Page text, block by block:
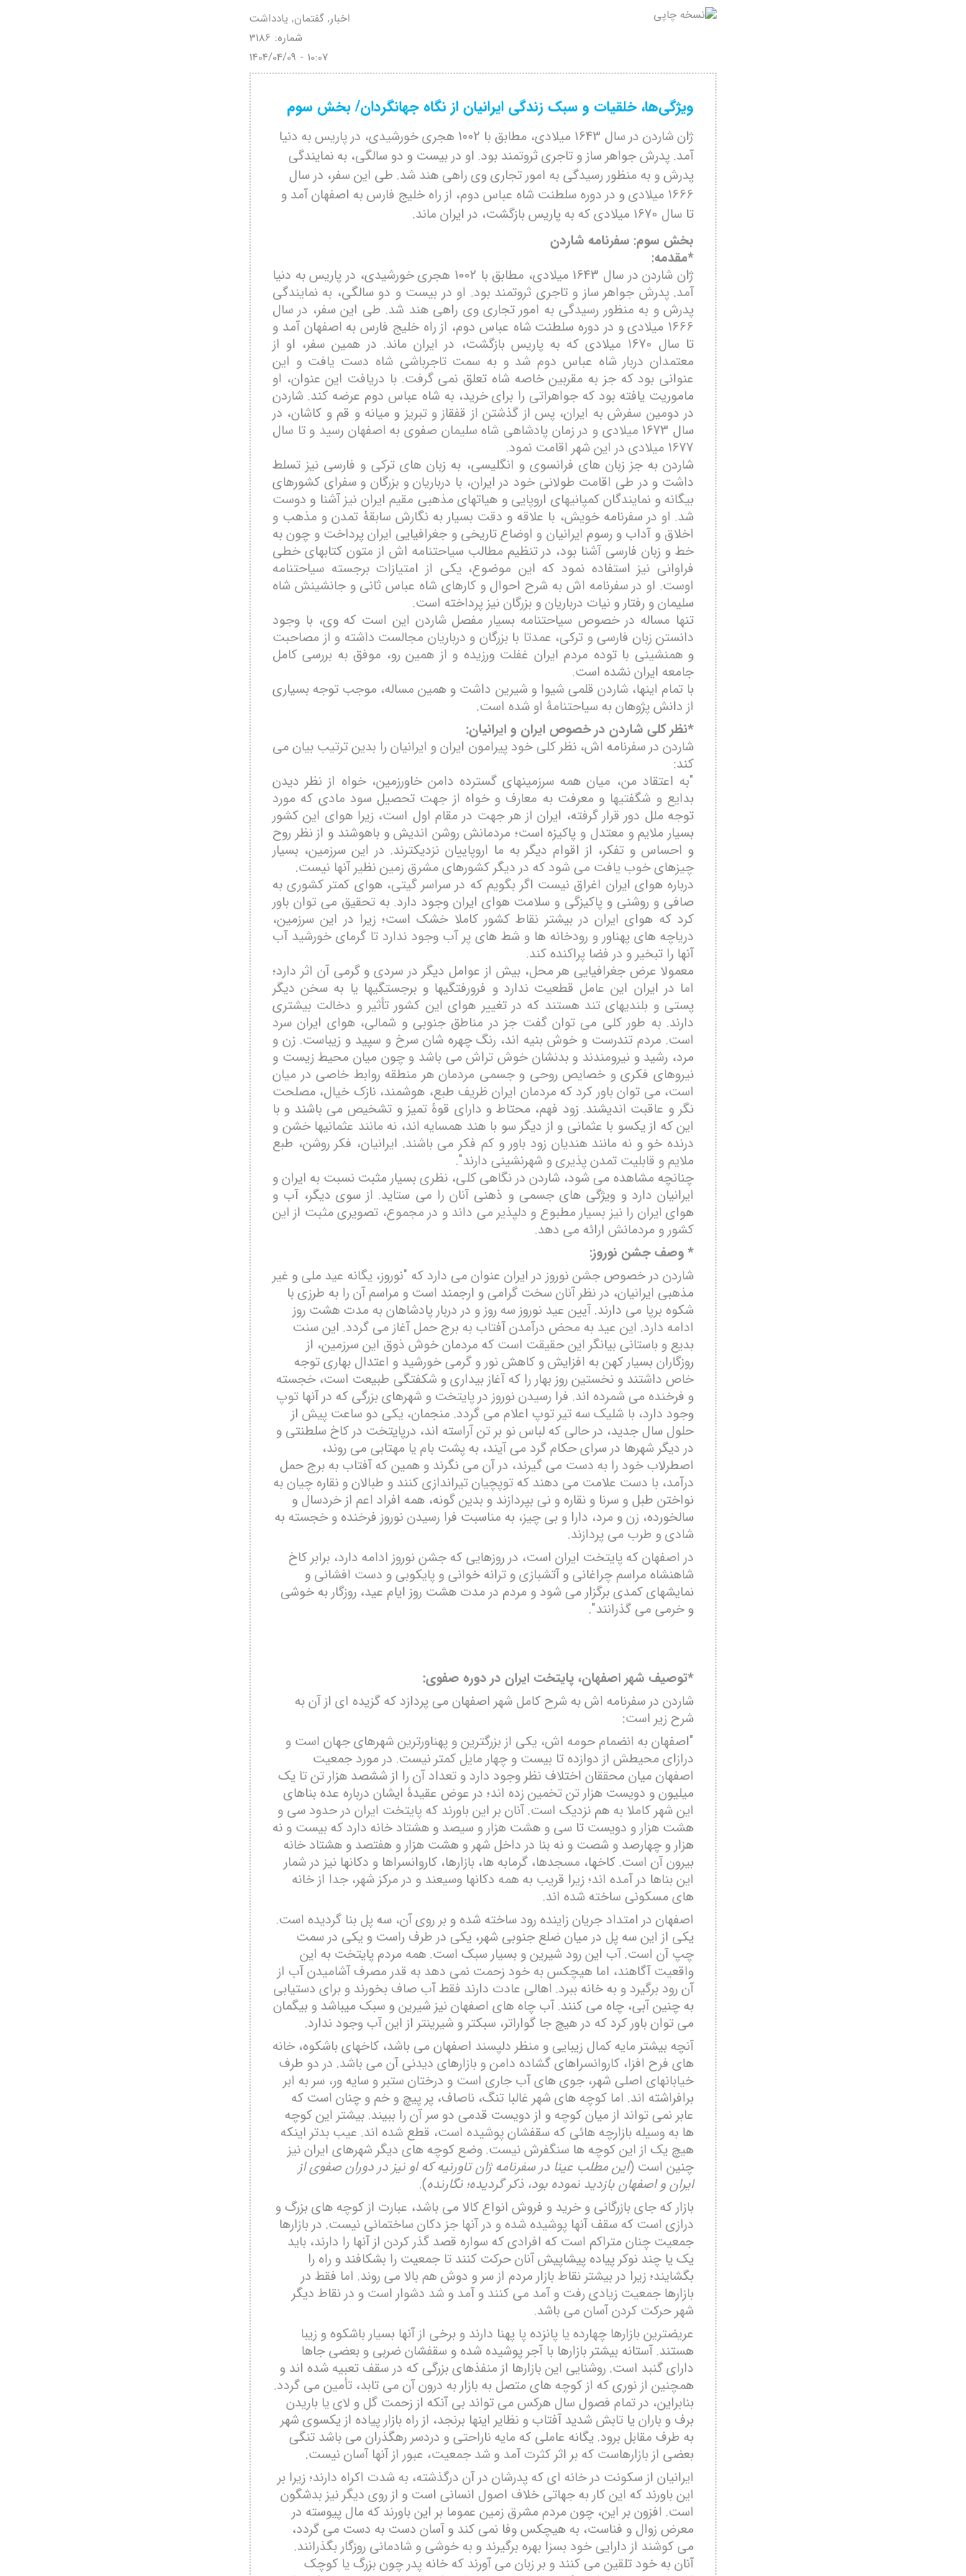
اخبار, گفتمان, یادداشت
شماره: 3186
1404/04/09 - 10:07
ویژگی‌ها، خلقیات و سبک زندگی ایرانیان از نگاه جهانگردان/ بخش سوم
ژان شاردن در سال 1643 میلادی، مطابق با 1002 هجری خورشیدی، در پاریس به دنیا
آمد. پدرش جواهر ساز و تاجری ثروتمند بود. او در بیست و دو سالگی، به نمایندگی
پدرش و به منظور رسیدگی به امور تجاری وی راھی ھند شد. طی این سفر، در سال
1666 میلادی و در دوره سلطنت شاه عباس دوم، از راه خلیج فارس به اصفھان آمد و
تا سال 1670 میلادی که به پاریس بازگشت، در ایران ماند.
بخش سوم: سفرنامه شاردن
*مقدمه:
ژان شاردن در سال 1643 میلادی، مطابق با 1002 هجری خورشیدی، در پاریس به دنیا
آمد. پدرش جواهر ساز و تاجری ثروتمند بود. او در بیست و دو سالگی، به نمایندگی
پدرش و به منظور رسیدگی به امور تجاری وی راھی ھند شد. طی این سفر، در سال
1666 میلادی و در دوره سلطنت شاه عباس دوم، از راه خلیج فارس به اصفھان آمد و
تا سال 1670 میلادی که به پاریس بازگشت، در ایران ماند. در همین سفر، او از
معتمدان دربار شاه عباس دوم شد و به سمت تاجرباشی شاه دست یافت و این
عنوانی بود که جز به مقربین خاصه شاه تعلق نمی گرفت. با دریافت این عنوان، او
ماموریت یافته بود که جواهراتی را برای خرید، به شاه عباس دوم عرضه کند. شاردن
در دومین سفرش به ایران، پس از گذشتن از قفقاز و تبریز و میانه و قم و كاشان، در
سال 1673 میلادی و در زمان پادشاهی شاه سلیمان صفوی به اصفھان رسید و تا سال
1677 میلادی در این شهر اقامت نمود.
شاردن به جز زبان ھای فرانسوی و انگلیسی، به زبان ھای تركی و فارسی نیز تسلط
داشت و در طی اقامت طولانی خود در ایران، با درباریان و بزرگان و سفرای كشورھای
بیگانه و نمایندگان كمپانیھای اروپایی و ھیاتھای مذھبی مقیم ایران نیز آشنا و دوست
شد. او در سفرنامه خویش، با علاقه و دقت بسیار به نگارش سابقۀ تمدن و مذھب و
اخلاق و آداب و رسوم ایرانیان و اوضاع تاریخی و جغرافیایی ایران پرداخت و چون به
خط و زبان فارسی آشنا بود، در تنظیم مطالب سیاحتنامه اش از متون كتابھای خطی
فراوانی نیز استفاده نمود که این موضوع، یكی از امتیازات برجسته سیاحتنامه
اوست. او در سفرنامه اش به شرح احوال و كارھای شاه عباس ثانی و جانشینش شاه
سلیمان و رفتار و نیات درباریان و بزرگان نیز پرداخته است.
تنها مساله در خصوص سیاحتنامه بسیار مفصل شاردن این است كه وی، با وجود
دانستن زبان فارسی و تركی، عمدتا با بزرگان و درباریان مجالست داشته و از مصاحبت
و همنشینی با توده مردم ایران غفلت ورزیده و از همین رو، موفق به بررسی کامل
جامعه ایران نشده است.
با تمام اینها، شاردن قلمی شیوا و شیرین داشت و ھمین مساله، موجب توجه بسیاری
از دانش پژوهان به سیاحتنامۀ او شده است.
*نظر کلی شاردن در خصوص ایران و ایرانیان:
شاردن در سفرنامه اش، نظر کلی خود پیرامون ایران و ایرانیان را بدین ترتیب بیان می
کند:
"به اعتقاد من، میان ھمه سرزمینھای گسترده دامن خاورزمین، خواه از نظر دیدن
بدایع و شگفتیھا و معرفت به معارف و خواه از جھت تحصیل سود مادی که مورد
توجه ملل دور قرار گرفته، ایران از ھر جھت در مقام اول است، زیرا ھوای این کشور
بسیار ملایم و معتدل و پاکیزه است؛ مردمانش روشن اندیش و باھوشند و از نظر روح
و احساس و تفکر، از اقوام دیگر به ما اروپاییان نزدیکترند. در این سرزمین، بسیار
چیزھای خوب یافت می شود که در دیگر کشورھای مشرق زمین نظیر آنھا نیست.
درباره ھوای ایران اغراق نیست اگر بگویم که در سراسر گیتی، ھوای کمتر کشوری به
صافی و روشنی و پاکیزگی و سلامت ھوای ایران وجود دارد. به تحقیق می توان باور
کرد که ھوای ایران در بیشتر نقاط کشور کاملا خشک است؛ زیرا در این سرزمین،
دریاچه ھای پھناور و رودخانه ھا و شط ھای پر آب وجود ندارد تا گرمای خورشید آب
آنھا را تبخیر و در فضا پراکنده کند.
معمولا عرض جغرافیایی ھر محل، بیش از عوامل دیگر در سردی و گرمی آن اثر دارد؛
اما در ایران این عامل قطعیت ندارد و فرورفتگیھا و برجستگیھا یا به سخن دیگر
پستی و بلندیھای تند هستند که در تغییر ھوای این کشور تأثیر و دخالت بیشتری
دارند. به طور کلی می توان گفت جز در مناطق جنوبی و شمالی، ھوای ایران سرد
است. مردم تندرست و خوش بنیه اند، رنگ چھره شان سرخ و سپید و زیباست. زن و
مرد، رشید و نیرومندند و بدنشان خوش تراش می باشد و چون میان محیط زیست و
نیروھای فکری و خصایص روحی و جسمی مردمان ھر منطقه روابط خاصی در میان
است، می توان باور کرد که مردمان ایران ظریف طبع، ھوشمند، نازک خیال، مصلحت
نگر و عاقبت اندیشند. زود فھم، محتاط و دارای قوۀ تمیز و تشخیص می باشند و با
این که از یکسو با عثمانی و از دیگر سو با ھند ھمسایه اند، نه مانند عثمانیھا خشن و
درنده خو و نه مانند ھندیان زود باور و کم فکر می باشند. ایرانیان، فکر روشن، طبع
ملایم و قابلیت تمدن پذیری و شھرنشینی دارند".
چنانچه مشاهده می شود، شاردن در نگاهی کلی، نظری بسیار مثبت نسبت به ایران و
ایرانیان دارد و ویژگی های جسمی و ذهنی آنان را می ستاید. از سوی دیگر، آب و
هوای ایران را نیز بسیار مطبوع و دلپذیر می داند و در مجموع، تصویری مثبت از این
کشور و مردمانش ارائه می دهد.
* وصف جشن نوروز:
شاردن در خصوص جشن نوروز در ایران عنوان می دارد که "نوروز، یگانه عید ملی و غیر
مذھبی ایرانیان، در نظر آنان سخت گرامی و ارجمند است و مراسم آن را به طرزی با
شکوه برپا می دارند. آیین عید نوروز سه روز و در دربار پادشاھان به مدت ھشت روز
ادامه دارد. این عید به محض درآمدن آفتاب به برج حمل آغاز می گردد. این سنت
بدیع و باستانی بیانگر این حقیقت است که مردمان خوش ذوق این سرزمین، از
روزگاران بسیار کھن به افزایش و کاھش نور و گرمی خورشید و اعتدال بھاری توجه
خاص داشتند و نخستین روز بھار را که آغاز بیداری و شکفتگی طبیعت است، خجسته
و فرخنده می شمرده اند. فرا رسیدن نوروز در پایتخت و شھرھای بزرگی که در آنها توپ
وجود دارد، با شلیک سه تیر توپ اعلام می گردد. منجمان، یکی دو ساعت پیش از
حلول سال جدید، در حالی که لباس نو بر تن آراسته اند، درپایتخت در کاخ سلطنتی و
در دیگر شھرھا در سرای حکام گرد می آیند، به پشت بام یا مھتابی می روند،
اصطرلاب خود را به دست می گیرند، در آن می نگرند و ھمین که آفتاب به برج حمل
درآمد، با دست علامت می دھند که توپچیان تیراندازی کنند و طبالان و نقاره چیان به
نواختن طبل و سرنا و نقاره و نی بپردازند و بدین گونه، ھمه افراد اعم از خردسال و
سالخورده، زن و مرد، دارا و بی چیز، به مناسبت فرا رسیدن نوروز فرخنده و خجسته به
شادی و طرب می پردازند.
در اصفھان که پایتخت ایران است، در روزھایی که جشن نوروز ادامه دارد، برابر کاخ
شاھنشاه مراسم چراغانی و آتشبازی و ترانه خوانی و پایکوبی و دست افشانی و
نمایشھای کمدی برگزار می شود و مردم در مدت ھشت روز ایام عید، روزگار به خوشی
و خرمی می گذرانند".
*توصیف شهر اصفهان، پایتخت ایران در دوره صفوی:
شاردن در سفرنامه اش به شرح کامل شهر اصفهان می پردازد که گزیده ای از آن به
شرح زیر است:
"اصفھان به انضمام حومه اش، یکی از بزرگترین و پھناورترین شھرھای جھان است و
درازای محیطش از دوازده تا بیست و چھار مایل کمتر نیست. در مورد جمعیت
اصفھان میان محققان اختلاف نظر وجود دارد و تعداد آن را از ششصد هزار تن تا یک
میلیون و دویست هزار تن تخمین زده اند؛ در عوض عقیدۀ ایشان درباره عده بناھای
این شھر کاملا به ھم نزدیک است. آنان بر این باورند که پایتخت ایران در حدود سی و
ھشت ھزار و دویست تا سی و ھشت ھزار و سیصد و ھشتاد خانه دارد که بیست و نه
ھزار و چھارصد و شصت و نه بنا در داخل شھر و ھشت ھزار و ھفتصد و ھشتاد خانه
بیرون آن است. کاخھا، مسجدھا، گرمابه ھا، بازارھا، کاروانسراھا و دکانھا نیز در شمار
این بناھا در آمده اند؛ زیرا قریب به ھمه دکانھا وسیعند و در مرکز شھر، جدا از خانه
ھای مسکونی ساخته شده اند.
اصفھان در امتداد جریان زاینده رود ساخته شده و بر روی آن، سه پل بنا گردیده است.
یکی از این سه پل در میان ضلع جنوبی شھر، یکی در طرف راست و یکی در سمت
چپ آن است. آب این رود شیرین و بسیار سبک است. ھمه مردم پایتخت به این
واقعیت آگاھند، اما ھیچکس به خود زحمت نمی دھد به قدر مصرف آشامیدن آب از
آن رود برگیرد و به خانه ببرد. اھالی عادت دارند فقط آب صاف بخورند و برای دستیابی
به چنین آبی، چاه می کنند. آب چاه ھای اصفھان نیز شیرین و سبک میباشد و بیگمان
می توان باور کرد که در ھیچ جا گواراتر، سبکتر و شیرینتر از این آب وجود ندارد.
آنچه بیشتر مایه کمال زیبایی و منظر دلپسند اصفھان می باشد، کاخھای باشکوه، خانه
ھای فرح افزا، کاروانسراھای گشاده دامن و بازارھای دیدنی آن می باشد. در دو طرف
خیابانھای اصلی شھر، جوی ھای آب جاری است و درختان ستبر و سایه ور، سر به ابر
برافراشته اند. اما کوچه ھای شھر غالبا تنگ، ناصاف، پر پیچ و خم و چنان است که
عابر نمی تواند از میان کوچه و از دویست قدمی دو سر آن را ببیند. بیشتر این کوچه
ھا به وسیله بازارچه ھائی که سقفشان پوشیده است، قطع شده اند. عیب بدتر اینکه
ھیچ یک از این کوچه ھا سنگفرش نیست. وضع کوچه ھای دیگر شھرھای ایران نیز
چنین است (این مطلب عینا در سفرنامه ژان تاورنیه که او نیز در دوران صفوی از
ایران و اصفهان بازدید نموده بود، ذکر گردیده؛ نگارنده).
بازار که جای بازرگانی و خرید و فروش انواع کالا می باشد، عبارت از کوچه ھای بزرگ و
درازی است که سقف آنھا پوشیده شده و در آنھا جز دکان ساختمانی نیست. در بازارھا
جمعیت چنان متراکم است که افرادی که سواره قصد گذر کردن از آنھا را دارند، باید
یک یا چند نوکر پیاده پیشاپیش آنان حرکت کنند تا جمعیت را بشکافند و راه را
بگشایند؛ زیرا در بیشتر نقاط بازار مردم از سر و دوش ھم بالا می روند. اما فقط در
بازارھا جمعیت زیادی رفت و آمد می کنند و آمد و شد دشوار است و در نقاط دیگر
شھر حرکت کردن آسان می باشد.
عریضترین بازارھا چھارده یا پانزده پا پھنا دارند و برخی از آنھا بسیار باشکوه و زیبا
هستند. آستانه بیشتر بازارھا با آجر پوشیده شده و سقفشان ضربی و بعضی جاھا
دارای گنبد است. روشنایی این بازارھا از منفذھای بزرگی که در سقف تعبیه شده اند و
ھمچنین از نوری که از کوچه ھای متصل به بازار به درون آن می تابد، تأمین می گردد.
بنابراین، در تمام فصول سال ھرکس می تواند بی آنکه از زحمت گل و لای یا باریدن
برف و باران یا تابش شدید آفتاب و نظایر اینھا برنجد، از راه بازار پیاده از یکسوی شھر
به طرف مقابل برود. یگانه عاملی که مایه ناراحتی و دردسر رھگذران می باشد تنگی
بعضی از بازارھاست که بر اثر کثرت آمد و شد جمعیت، عبور از آنها آسان نیست.
ایرانیان از سکونت در خانه ای که پدرشان در آن درگذشته، به شدت اکراه دارند؛ زیرا بر
این باورند که این کار به جھاتی خلاف اصول انسانی است و از روی دیگر نیز بدشگون
است. افزون بر این، چون مردم مشرق زمین عموما بر این باورند که مال پیوسته در
معرض زوال و فناست، به ھیچکس وفا نمی کند و آسان دست به دست می گردد،
می کوشند از دارایی خود بسزا بھره برگیرند و به خوشی و شادمانی روزگار بگذرانند.
آنان به خود تلقین می کنند و بر زبان می آورند که خانه پدر چون بزرگ یا کوچک